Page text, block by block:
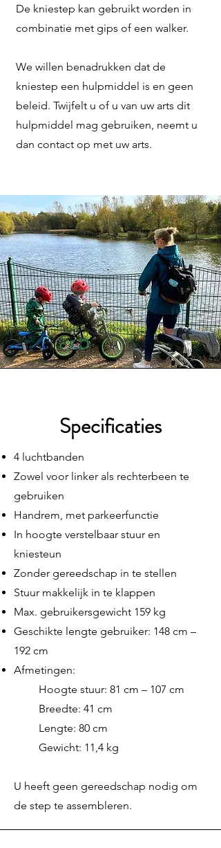
De kniestep kan gebruikt worden in
combinatie met gips of een walker.
We willen benadrukken dat de
kniestep een hulpmiddel is en geen
beleid. Twijfelt u of u van uw arts dit
hulpmiddel mag gebruiken, neemt u
dan contact op met uw arts.
Specificaties
4 luchtbanden
Zowel voor linker als rechterbeen te
gebruiken
Handrem, met parkeerfunctie
In hoogte verstelbaar stuur en
kniesteun
Zonder gereedschap in te stellen
Stuur makkelijk in te klappen
Max. gebruikersgewicht 159 kg
Geschikte lengte gebruiker: 148 cm –
192 cm
Afmetingen:
Hoogte stuur: 81 cm – 107 cm
Breedte: 41 cm
Lengte: 80 cm
Gewicht: 11,4 kg
U heeft geen gereedschap nodig om
de step te assembleren.